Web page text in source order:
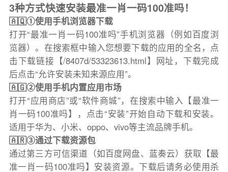
3种方式快速安装最准一肖一码100准吗！
🇦🇶①使用手机浏览器下载
打开“最准一肖一码100准吗”手机浏览器（例如百度浏
览器）。在搜索框中输入您想要下载的应用的全名，点
击下载链接【/8407d/53323613.html】网址，下载完成
后点击“允许安装未知来源应用”。
🇦🇬②使用手机内置应用市场
打开“应用商店”或“软件商城”，在搜索中输入【最准一
肖一码100准吗】，点击“安装”开始自动下载和安装。
适用于华为、小米、oppo、vivo等主流品牌手机。
🇦🇷③通过下载资源包
通过第三方可信渠道（如百度网盘、蓝奏云）获取【最
准一肖一码100准吗】安装资源。下载后请务必使用杀